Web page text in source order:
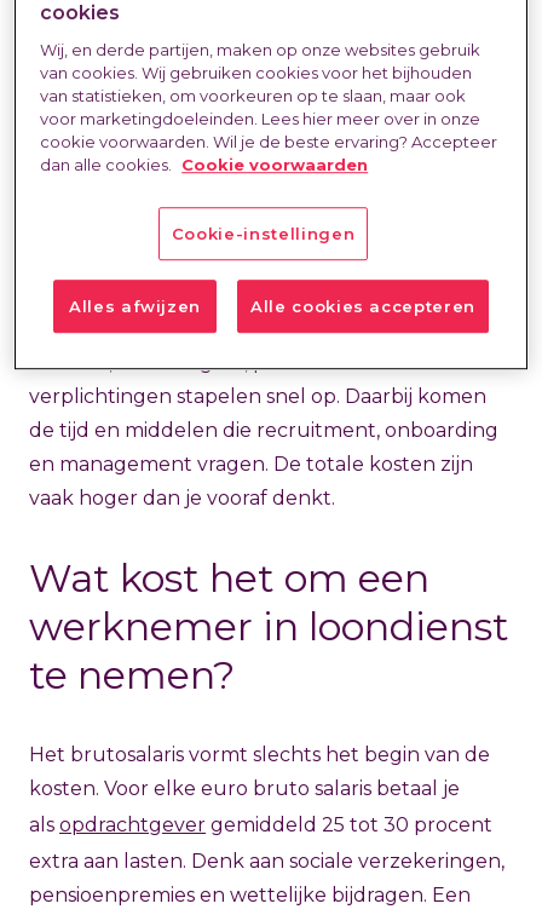
kennen, bouwen duurzame relaties op met
klanten en pakken complexere projecten met
vertrouwen op. Ze investeren in hun
ontwikkeling binnen jouw bedrijf en denken mee
over de lange termijn. Die betrokkenheid is
Toch komen er bijpersoneel in dienst nemen
dan alleen het brutosalaris. Werkgeverslasten,
verplichtingen stapelen snel op. Daarbij komen
de tijd en middelen die recruitment, onboarding
en management vragen. De totale kosten zijn
vaak hoger dan je vooraf denkt.
Wat kost het om een
werknemer in loondienst
te nemen?
Het brutosalaris vormt slechts het begin van de
kosten. Voor elke euro bruto salaris betaal je
als opdrachtgever gemiddeld 25 tot 30 procent
extra aan lasten. Denk aan sociale verzekeringen,
pensioenpremies en wettelijke bijdragen. Een
cookies
Wij, en derde partijen, maken op onze websites gebruik
van cookies. Wij gebruiken cookies voor het bijhouden
van statistieken, om voorkeuren op te slaan, maar ook
voor marketingdoeleinden. Lees hier meer over in onze
cookie voorwaarden. Wil je de beste ervaring? Accepteer
dan alle cookies.
Cookie voorwaarden
Cookie-instellingen
Alles afwijzen Alle cookies accepteren